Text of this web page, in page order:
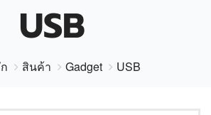
USB
สินค้า Gadget USB